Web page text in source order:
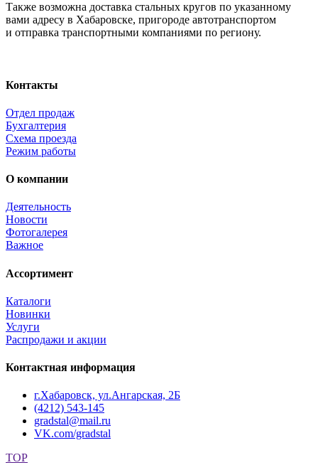
Также возможна доставка стальных кругов по указанному
вами адресу в Хабаровске, пригороде автотранспортом
и отправка транспортными компаниями по региону.
Контакты
Отдел продаж
Бухгалтерия
Схема проезда
Режим работы
О компании
Деятельность
Новости
Фотогалерея
Важное
Ассортимент
Каталоги
Новинки
Услуги
Распродажи и акции
Контактная информация
г.Хабаровск, ул.Ангарская, 2Б
(4212) 543-145
gradstal@mail.ru
VK.com/gradstal
TOP